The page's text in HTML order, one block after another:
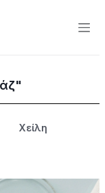
Χείλη